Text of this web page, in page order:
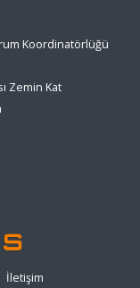
Koordinatörlüğü
Zemin Kat
İletişim